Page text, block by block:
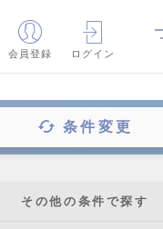
会員登録 ログイン
条件変更
その他の条件で探す